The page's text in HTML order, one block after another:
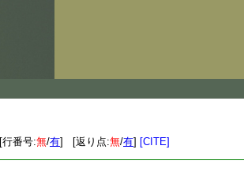
[行番号:無/有] [返り点:無/有] [CITE]